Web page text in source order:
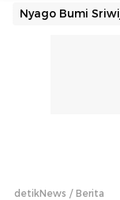
Nyago Bumi
detikNews Berita